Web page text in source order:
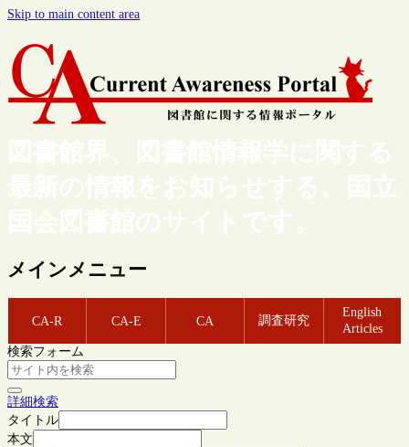
Skip to main content area
図書館界、図書館情報学に関する
最新の情報をお知らせする、国立
国会図書館のサイトです。
メインメニュー
CA-R CA-E CA 調査研究
English
Articles
検索フォーム
詳細検索
タイトル
本文